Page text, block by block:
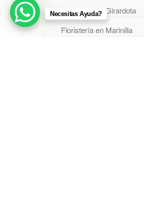
Floristería en Girardota
Floristería en Marinilla
Necesitas Ayuda?